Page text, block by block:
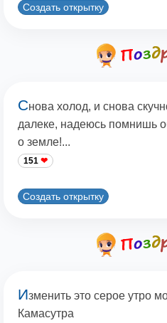
Создать открытку
Снова холод, и снова
далеке, надеюсь помнишь
о земле!...
151
Создать открытку
Изменить это серое утро
Камасутра